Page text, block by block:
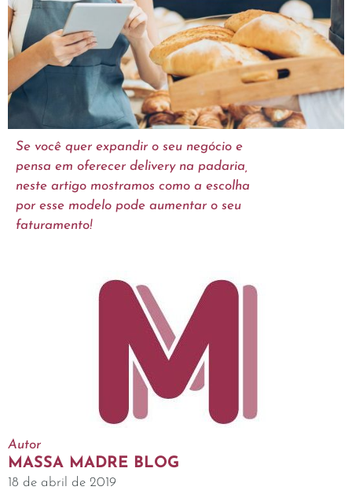
Se você quer expandir o seu negócio e
pensa em oferecer delivery na padaria,
neste artigo mostramos como a escolha
por esse modelo pode aumentar o seu
faturamento!
Autor
MASSA MADRE BLOG
18 de abril de 2019